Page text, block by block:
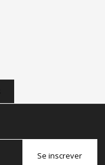
Se inscrever